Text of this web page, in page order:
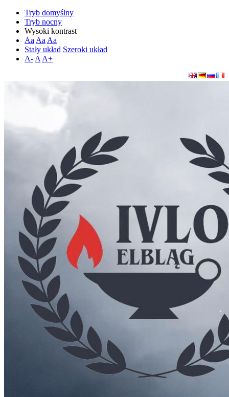
Tryb domyślny
Tryb nocny
Wysoki kontrast
Aa Aa Aa
Stały układ Szeroki układ
A- A A+